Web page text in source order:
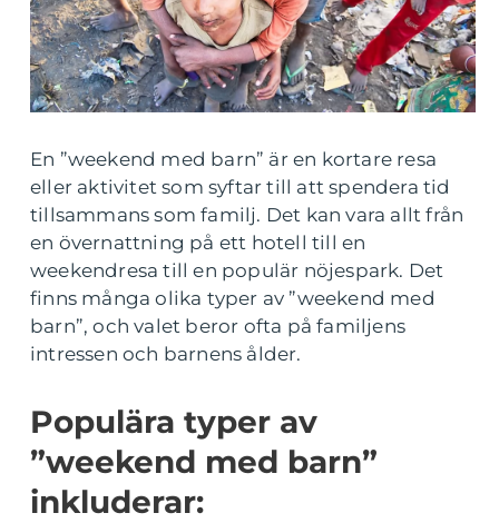
En ”weekend med barn” är en kortare resa
eller aktivitet som syftar till att spendera tid
tillsammans som familj. Det kan vara allt från
en övernattning på ett hotell till en
weekendresa till en populär nöjespark. Det
finns många olika typer av ”weekend med
barn”, och valet beror ofta på familjens
intressen och barnens ålder.
Populära typer av
”weekend med barn”
inkluderar: